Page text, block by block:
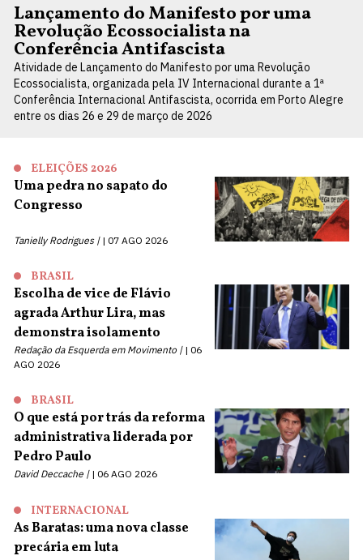
Lançamento do Manifesto por uma
Revolução Ecossocialista na
Conferência Antifascista
Atividade de Lançamento do Manifesto por uma Revolução
Ecossocialista, organizada pela IV Internacional durante a 1ª
Conferência Internacional Antifascista, ocorrida em Porto Alegre
entre os dias 26 e 29 de março de 2026
ELEIÇÕES 2026
Uma pedra no sapato do
Congresso
Tanielly Rodrigues | 07 AGO 2026
BRASIL
Escolha de vice de Flávio
agrada Arthur Lira, mas
demonstra isolamento
Redação da Esquerda em Movimento |
06
AGO 2026
BRASIL
O que está por trás da reforma
administrativa liderada por
Pedro Paulo
David Deccache | 06 AGO 2026
INTERNACIONAL
As Baratas: uma nova classe
precária em luta